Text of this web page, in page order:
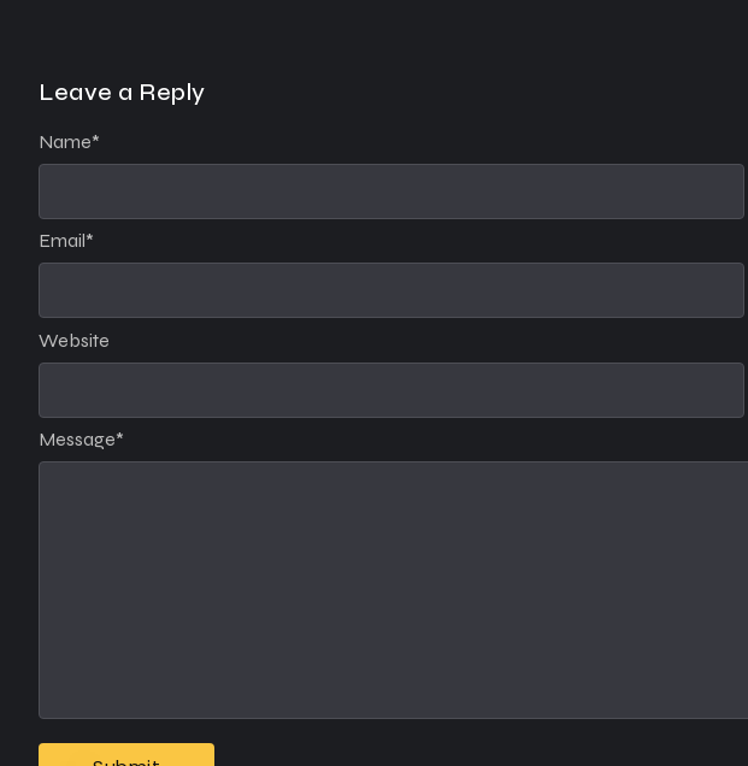
Leave a Reply
Message*
Name*
Email*
Website